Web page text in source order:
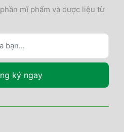
mĩ phẩm và dược liệu từ
ký ngay